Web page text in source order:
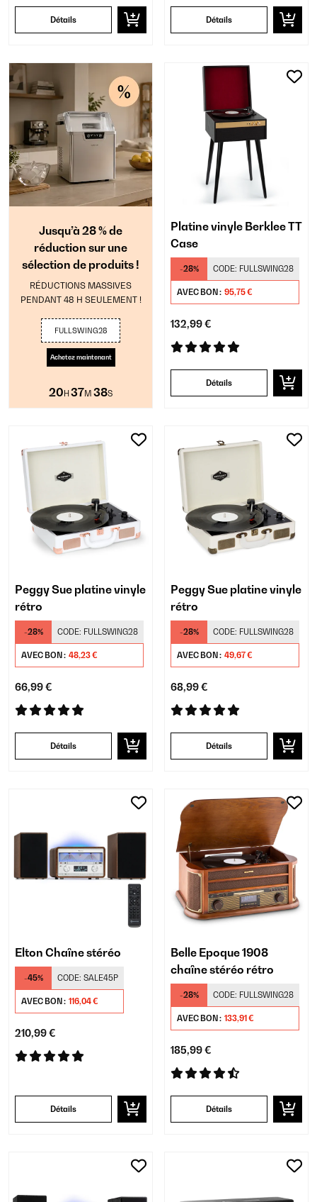
Détails Détails
Jusqu’à 28 % de
réduction sur une
sélection de produits !
RÉDUCTIONS MASSIVES
PENDANT 48 H SEULEMENT !
FULLSWING28
Achetez maintenant
20 H 37M 37S
Platine vinyle Berklee TT
Case
-28% CODE: FULLSWING28
AVEC BON : 95,75 €
132,99 €
Détails
Peggy Sue platine vinyle
rétro
-28% CODE: FULLSWING28
AVEC BON : 48,23 €
66,99 €
Détails
Peggy Sue platine vinyle
rétro
-28% CODE: FULLSWING28
AVEC BON : 49,67 €
68,99 €
Détails
Elton Chaîne stéréo
-45% CODE: SALE45P
AVEC BON : 116,04 €
210,99 €
Détails
Belle Epoque 1908
chaîne stéréo rétro
-28% CODE: FULLSWING28
AVEC BON : 133,91 €
185,99 €
Détails